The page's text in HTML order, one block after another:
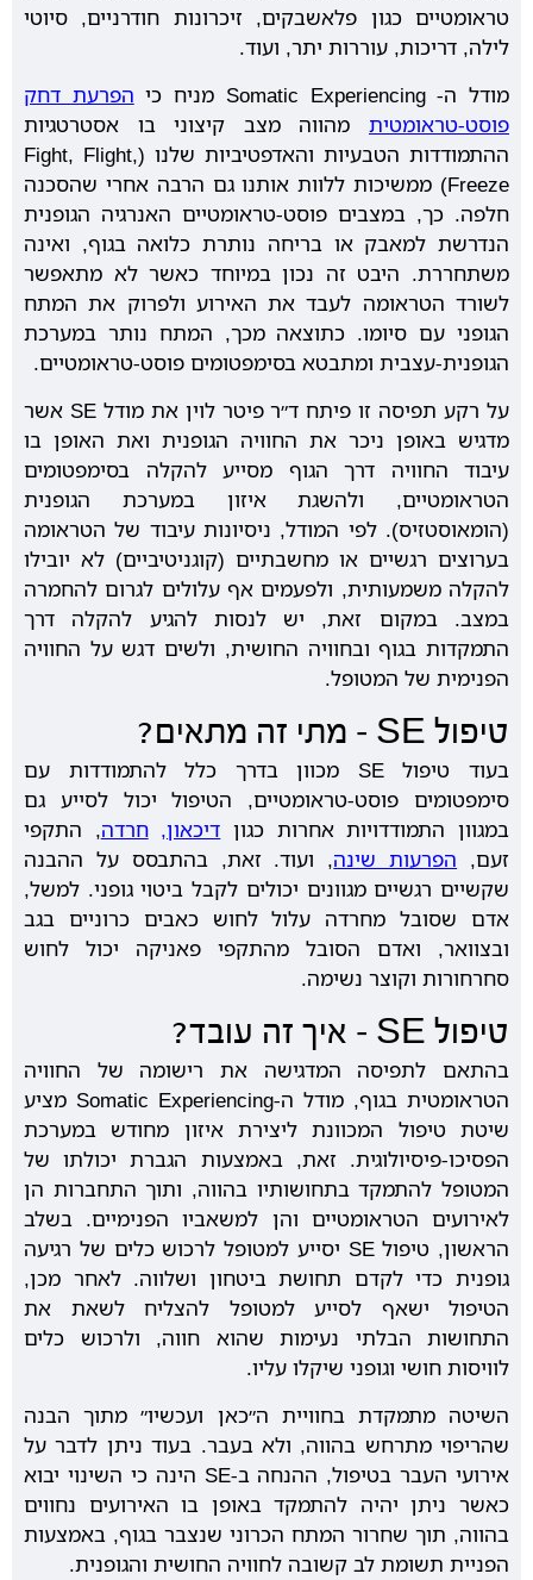
טראומטיים כגון פלאשבקים, זיכרונות חודרניים, סיוטי
לילה, דריכות, עוררות יתר, ועוד.
מודל ה- Somatic Experiencing מניח כי
הפרעת דחק
פוסט-טראומטית מהווה מצב קיצוני בו אסטרטגיות
ההתמודדות הטבעיות והאדפטיביות שלנו (Fight, Flight,
Freeze) ממשיכות ללוות אותנו גם הרבה אחרי שהסכנה
חלפה. כך, במצבים פוסט-טראומטיים האנרגיה הגופנית
הנדרשת למאבק או בריחה נותרת כלואה בגוף, ואינה
משתחררת. היבט זה נכון במיוחד כאשר לא מתאפשר
לשורד הטראומה לעבד את האירוע ולפרוק את המתח
הגופני עם סיומו. כתוצאה מכך, המתח נותר במערכת
הגופנית-עצבית ומתבטא בסימפטומים פוסט-טראומטיים.
על רקע תפיסה זו פיתח ד״ר פיטר לוין את מודל SE אשר
מדגיש באופן ניכר את החוויה הגופנית ואת האופן בו
עיבוד החוויה דרך הגוף מסייע להקלה בסימפטומים
הטראומטיים, ולהשגת איזון במערכת הגופנית
(הומאוסטזיס). לפי המודל, ניסיונות עיבוד של הטראומה
בערוצים רגשיים או מחשבתיים (קוגניטיביים) לא יובילו
להקלה משמעותית, ולפעמים אף עלולים לגרום להחמרה
במצב. במקום זאת, יש לנסות להגיע להקלה דרך
התמקדות בגוף ובחוויה החושית, ולשים דגש על החוויה
הפנימית של המטופל.
טיפול SE – מתי זה מתאים?
בעוד טיפול SE מכוון בדרך כלל להתמודדות עם
סימפטומים פוסט-טראומטיים, הטיפול יכול לסייע גם
במגוון התמודדויות אחרות כגון דיכאון, חרדה, התקפי
זעם, הפרעות שינה, ועוד. זאת, בהתבסס על ההבנה
שקשיים רגשיים מגוונים יכולים לקבל ביטוי גופני. למשל,
אדם שסובל מחרדה עלול לחוש כאבים כרוניים בגב
ובצוואר, ואדם הסובל מהתקפי פאניקה יכול לחוש
סחרחורות וקוצר נשימה.
טיפול SE – איך זה עובד?
בהתאם לתפיסה המדגישה את רישומה של החוויה
הטראומטית בגוף, מודל ה-Somatic Experiencing מציע
שיטת טיפול המכוונת ליצירת איזון מחודש במערכת
הפסיכו-פיסיולוגית. זאת, באמצעות הגברת יכולתו של
המטופל להתמקד בתחושותיו בהווה, ותוך התחברות הן
לאירועים הטראומטיים והן למשאביו הפנימיים. בשלב
הראשון, טיפול SE יסייע למטופל לרכוש כלים של רגיעה
גופנית כדי לקדם תחושת ביטחון ושלווה. לאחר מכן,
הטיפול ישאף לסייע למטופל להצליח לשאת את
התחושות הבלתי נעימות שהוא חווה, ולרכוש כלים
לוויסות חושי וגופני שיקלו עליו.
השיטה מתמקדת בחוויית ה״כאן ועכשיו״ מתוך הבנה
שהריפוי מתרחש בהווה, ולא בעבר. בעוד ניתן לדבר על
אירועי העבר בטיפול, ההנחה ב-SE הינה כי השינוי יבוא
כאשר ניתן יהיה להתמקד באופן בו האירועים נחווים
בהווה, תוך שחרור המתח הכרוני שנצבר בגוף, באמצעות
הפניית תשומת לב קשובה לחוויה החושית והגופנית.